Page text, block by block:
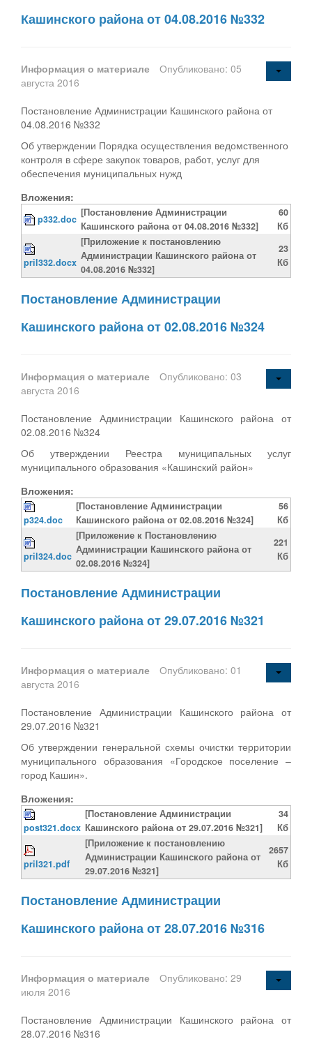
Кашинского района от 04.08.2016 №332
Информация о материале
Опубликовано: 05
августа 2016
Постановление Администрации Кашинского района от
04.08.2016 №332
Об утверждении Порядка осуществления ведомственного
контроля в сфере закупок товаров, работ, услуг для
обеспечения муниципальных нужд
Вложения:
p332.doc
[Постановление Администрации
Кашинского района от 04.08.2016 №332]
60
Кб
pril332.docx
[Приложение к постановлению
Администрации Кашинского района от
04.08.2016 №332]
23
Кб
Постановление Администрации
Кашинского района от 02.08.2016 №324
Информация о материале
Опубликовано: 03
августа 2016
Постановление Администрации Кашинского района от
02.08.2016 №324
Об утверждении Реестра муниципальных услуг
муниципального образования «Кашинский район»
Вложения:
p324.doc
[Постановление Администрации
Кашинского района от 02.08.2016 №324]
56
Кб
pril324.doc
[Приложение к Постановлению
Администрации Кашинского района от
02.08.2016 №324]
221
Кб
Постановление Администрации
Кашинского района от 29.07.2016 №321
Информация о материале
Опубликовано: 01
августа 2016
Постановление Администрации Кашинского района от
29.07.2016 №321
Об утверждении генеральной схемы очистки территории
муниципального образования «Городское поселение –
город Кашин».
Вложения:
post321.docx
[Постановление Администрации
Кашинского района от 29.07.2016 №321]
34
Кб
pril321.pdf
[Приложение к постановлению
Администрации Кашинского района от
29.07.2016 №321]
2657
Кб
Постановление Администрации
Кашинского района от 28.07.2016 №316
Информация о материале
Опубликовано: 29
июля 2016
Постановление Администрации Кашинского района от
28.07.2016 №316